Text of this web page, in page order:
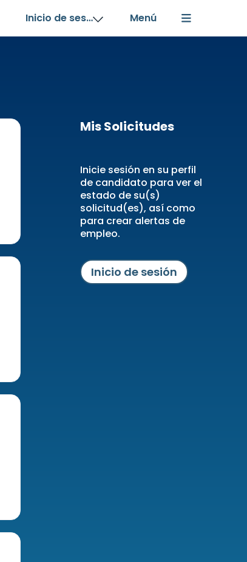
Inicio de sesión
Mis Solicitudes
Inicie sesión en su perfil
de candidato para ver el
estado de su(s)
solicitud(es), así como
para crear alertas de
empleo.
Inicio de sesión